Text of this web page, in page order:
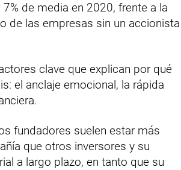
de media en 2020, frente a la
de las empresas sin un accionista
clave que explican por qué
el anclaje emocional, la rápida
fundadores suelen estar más
que otros inversores y su
a largo plazo, en tanto que su